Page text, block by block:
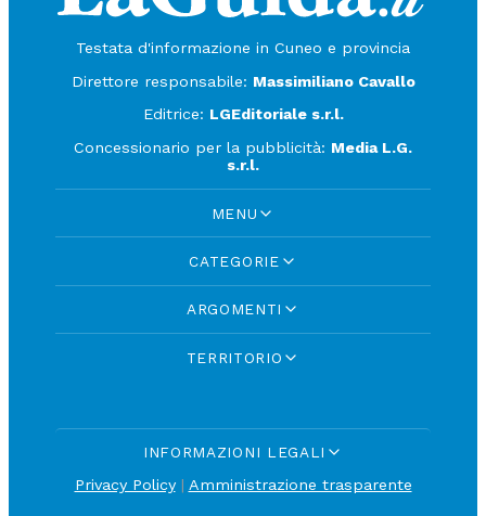
Testata d'informazione in Cuneo e provincia
Direttore responsabile: Massimiliano Cavallo
Editrice: LGEditoriale s.r.l.
Concessionario per la pubblicità: Media L.G.
s.r.l.
MENU
CATEGORIE
ARGOMENTI
TERRITORIO
INFORMAZIONI LEGALI
Privacy Policy| Amministrazione trasparente